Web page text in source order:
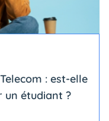
: est-elle
un étudiant ?